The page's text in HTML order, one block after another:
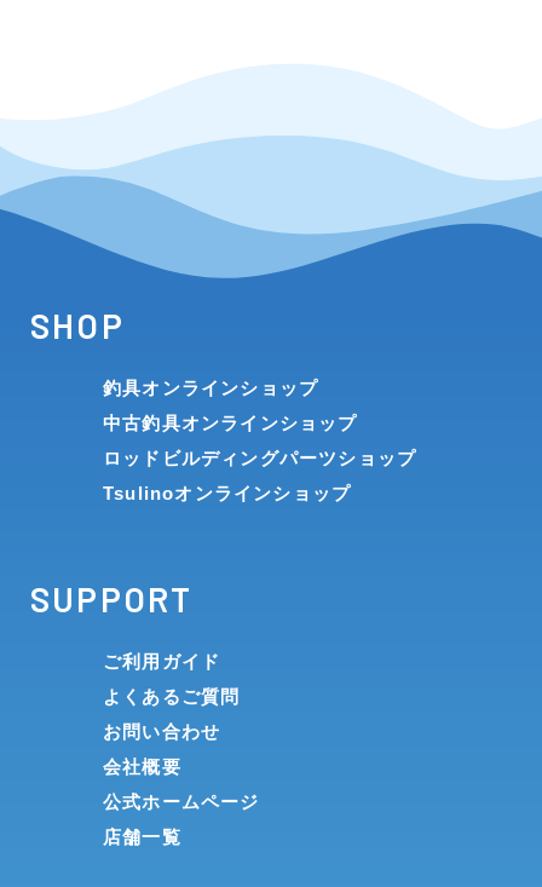
SHOP
釣具オンラインショップ
中古釣具オンラインショップ
ロッドビルディングパーツショップ
Tsulinoオンラインショップ
SUPPORT
ご利用ガイド
よくあるご質問
お問い合わせ
会社概要
公式ホームページ
店舗一覧